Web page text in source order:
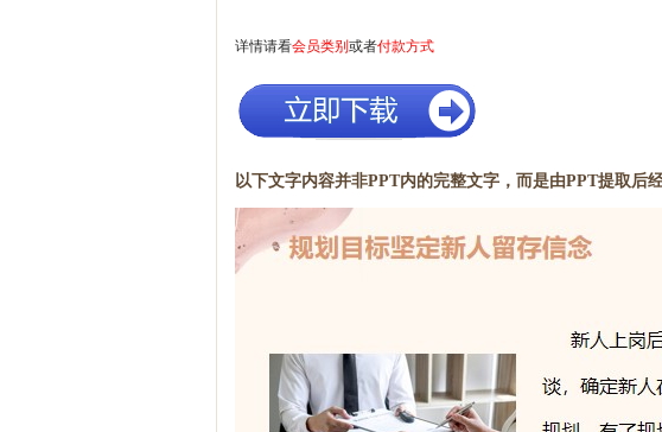
详情请看会员类别 或者付款方式
以下文字内容并非PPT内的完整文字，而是由PPT提取后